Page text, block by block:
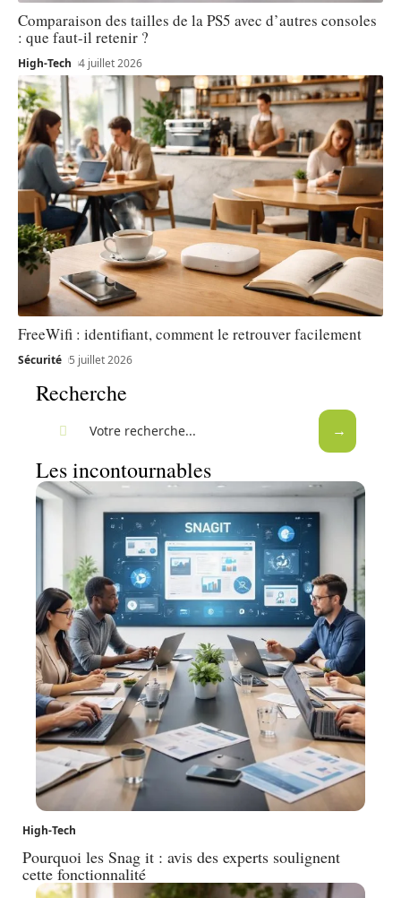
Comparaison des tailles de la PS5 avec d’autres consoles
: que faut-il retenir ?
High-Tech 4 juillet 2026
FreeWifi : identifiant, comment le retrouver facilement
Sécurité 5 juillet 2026
Recherche
Les incontournables
High-Tech
Pourquoi les Snag it : avis des experts soulignent
cette fonctionnalité